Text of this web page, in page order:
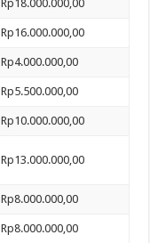
Rp18.000.000,00
Rp16.000.000,00
Rp4.000.000,00
Rp5.500.000,00
Rp10.000.000,00
Rp13.000.000,00
Rp8.000.000,00
Rp8.000.000,00